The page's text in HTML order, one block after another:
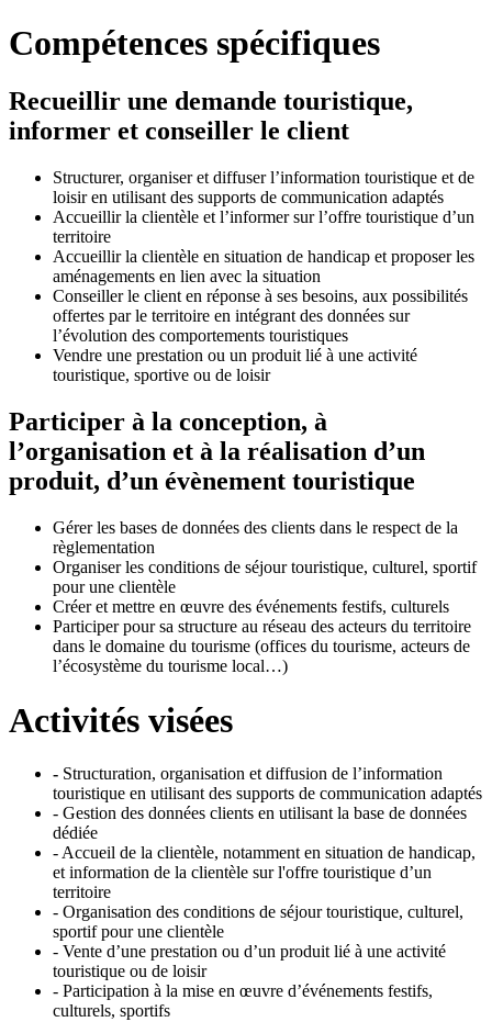
Compétences spécifiques
Recueillir une demande touristique,
informer et conseiller le client
Structurer, organiser et diffuser l’information touristique et de
loisir en utilisant des supports de communication adaptés
Accueillir la clientèle et l’informer sur l’offre touristique d’un
territoire
Accueillir la clientèle en situation de handicap et proposer les
aménagements en lien avec la situation
Conseiller le client en réponse à ses besoins, aux possibilités
offertes par le territoire en intégrant des données sur
l’évolution des comportements touristiques
Vendre une prestation ou un produit lié à une activité
touristique, sportive ou de loisir
Participer à la conception, à
l’organisation et à la réalisation d’un
produit, d’un évènement touristique
Gérer les bases de données des clients dans le respect de la
règlementation
Organiser les conditions de séjour touristique, culturel, sportif
pour une clientèle
Créer et mettre en œuvre des événements festifs, culturels
Participer pour sa structure au réseau des acteurs du territoire
dans le domaine du tourisme (offices du tourisme, acteurs de
l’écosystème du tourisme local…)
Activités visées
- Structuration, organisation et diffusion de l’information
touristique en utilisant des supports de communication adaptés
- Gestion des données clients en utilisant la base de données
dédiée
- Accueil de la clientèle, notamment en situation de handicap,
et information de la clientèle sur l'offre touristique d’un
territoire
- Organisation des conditions de séjour touristique, culturel,
sportif pour une clientèle
- Vente d’une prestation ou d’un produit lié à une activité
touristique ou de loisir
- Participation à la mise en œuvre d’événements festifs,
culturels, sportifs